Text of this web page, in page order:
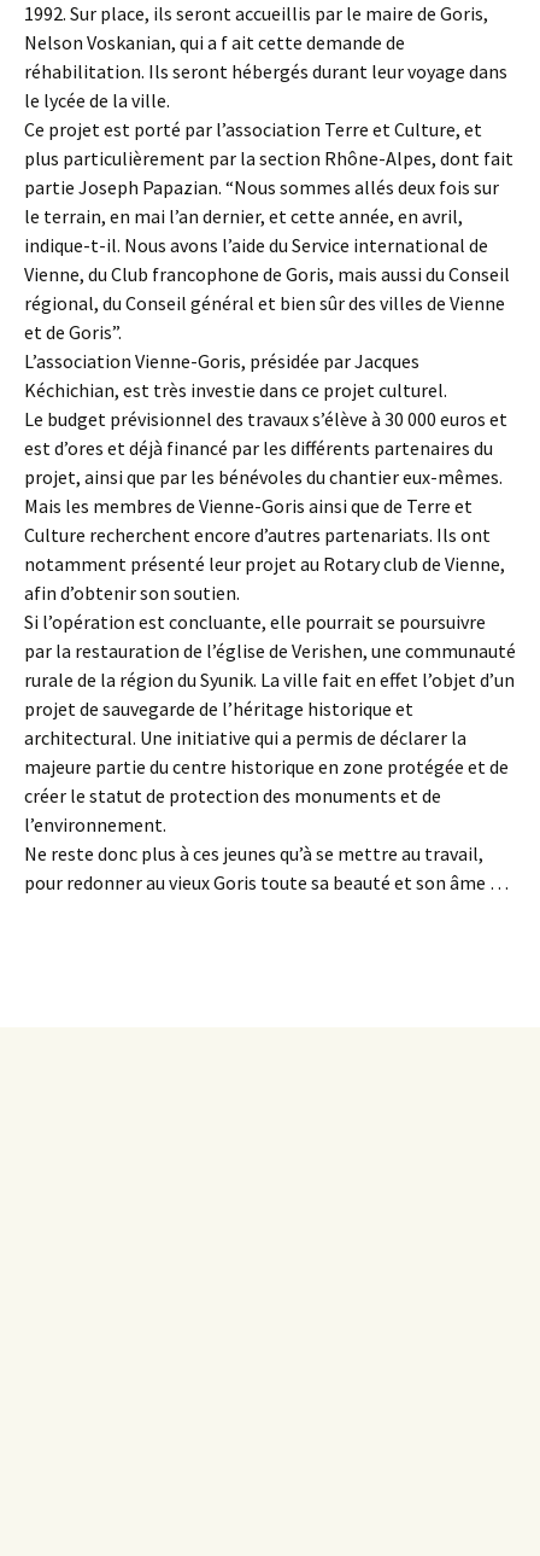
1992. Sur place, ils seront accueillis par le maire de Goris,
Nelson Voskanian, qui a f ait cette demande de
réhabilitation. Ils seront hébergés durant leur voyage dans
le lycée de la ville.
Ce projet est porté par l’association Terre et Culture, et
plus particulièrement par la section Rhône-Alpes, dont fait
partie Joseph Papazian. “Nous sommes allés deux fois sur
le terrain, en mai l’an dernier, et cette année, en avril,
indique-t-il. Nous avons l’aide du Service international de
Vienne, du Club francophone de Goris, mais aussi du Conseil
régional, du Conseil général et bien sûr des villes de Vienne
et de Goris”.
L’association Vienne-Goris, présidée par Jacques
Kéchichian, est très investie dans ce projet culturel.
Le budget prévisionnel des travaux s’élève à 30 000 euros et
est d’ores et déjà financé par les différents partenaires du
projet, ainsi que par les bénévoles du chantier eux-mêmes.
Mais les membres de Vienne-Goris ainsi que de Terre et
Culture recherchent encore d’autres partenariats. Ils ont
notamment présenté leur projet au Rotary club de Vienne,
afin d’obtenir son soutien.
Si l’opération est concluante, elle pourrait se poursuivre
par la restauration de l’église de Verishen, une communauté
rurale de la région du Syunik. La ville fait en effet l’objet d’un
projet de sauvegarde de l’héritage historique et
architectural. Une initiative qui a permis de déclarer la
majeure partie du centre historique en zone protégée et de
créer le statut de protection des monuments et de
l’environnement.
Ne reste donc plus à ces jeunes qu’à se mettre au travail,
pour redonner au vieux Goris toute sa beauté et son âme …